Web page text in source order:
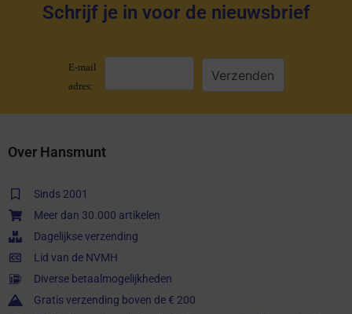
Schrijf je in voor de nieuwsbrief
E-mail
adres:
Over Hansmunt
Sinds 2001
Meer dan 30.000 artikelen
Dagelijkse verzending
Lid van de NVMH
Diverse betaalmogelijkheden
Gratis verzending boven de € 200